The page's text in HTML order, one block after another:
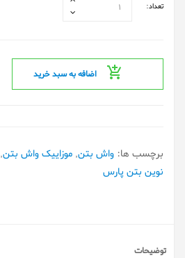
تعداد:
اضافه به سبد خرید
برچسب ها: واش بتن, موزاییک واش بتن,
نوین بتن پارس
توضیحات